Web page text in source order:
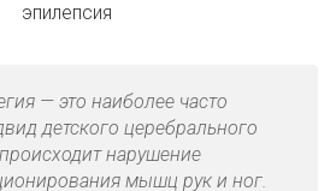
эпилепсия
— это наиболее часто
детского церебрального
нарушение
мышц рук и ног.